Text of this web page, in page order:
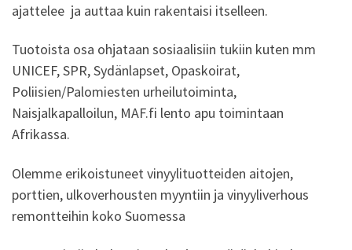
ajattelee ja auttaa kuin rakentaisi itselleen.
Tuotoista osa ohjataan sosiaalisiin tukiin kuten mm
UNICEF, SPR, Sydänlapset, Opaskoirat,
Poliisien/Palomiesten urheilutoiminta,
Naisjalkapalloilun, MAF.fi lento apu toimintaan
Afrikassa.
Olemme erikoistuneet vinyylituotteiden aitojen,
porttien, ulkoverhousten myyntiin ja vinyyliverhous
remontteihin koko Suomessa